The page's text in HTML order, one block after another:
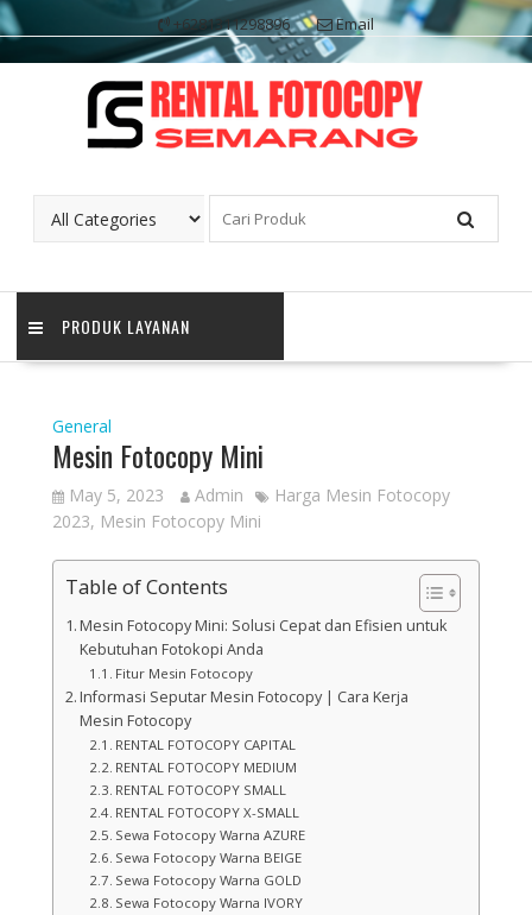
Skip
to
content
+6281311298896 Email
PRODUK LAYANAN
General
Mesin Fotocopy Mini
May 5, 2023 Admin
Harga Mesin Fotocopy
2023, Mesin Fotocopy Mini
Table of Contents
Mesin Fotocopy Mini: Solusi Cepat dan Efisien untuk
Kebutuhan Fotokopi Anda
Fitur Mesin Fotocopy
Informasi Seputar Mesin Fotocopy | Cara Kerja
Mesin Fotocopy
RENTAL FOTOCOPY CAPITAL
RENTAL FOTOCOPY MEDIUM
RENTAL FOTOCOPY SMALL
RENTAL FOTOCOPY X-SMALL
Sewa Fotocopy Warna AZURE
Sewa Fotocopy Warna BEIGE
Sewa Fotocopy Warna GOLD
Sewa Fotocopy Warna IVORY